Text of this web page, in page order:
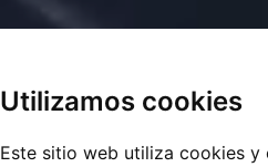
Utilizamos cookies
Este sitio web utiliza cookies